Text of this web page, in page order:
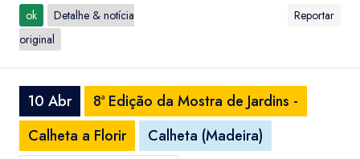
ok
Detalhe & notícia
original
Reportar
10 Abr
8ª Edição da Mostra de Jardins -
Calheta a Florir
Calheta (Madeira)